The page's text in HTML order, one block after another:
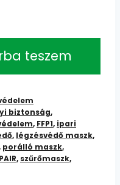
teszem
biztonság,
, FFP1, ipari
, légzésvédő maszk,
porálló maszk,
, szűrőmaszk,